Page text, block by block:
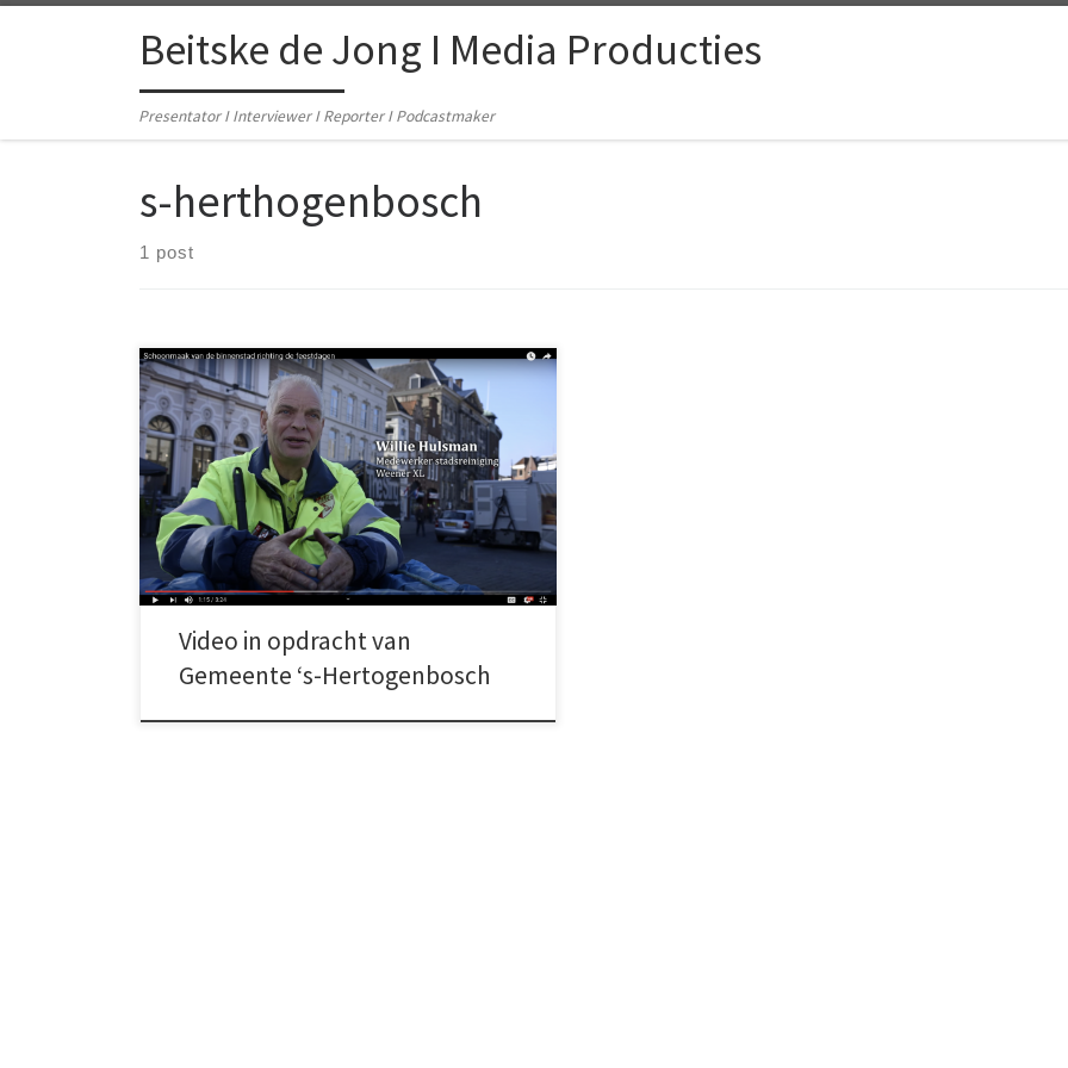
Skip to contentBeitske de Jong I Media Producties
Presentator I Interviewer I Reporter I Podcastmaker
s-herthogenbosch
1 post
In opdracht van Gemeente ‘s-Hertogenbosch maakte
ik samen met cameraman/editor Jef Monté deze
video, waarin de schoonmakers van de stad vertellen
over hun passie voor het werk.
Video in opdracht van
Gemeente ‘s-Hertogenbosch